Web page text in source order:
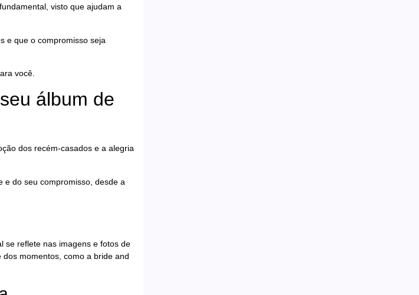
visto que ajudam a
e que o compromisso seja
você.
álbum de
dos recém-casados e a alegria
e do seu compromisso, desde a
se reflete nas imagens e fotos de
momentos, como a bride and